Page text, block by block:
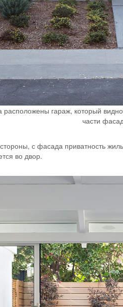
гараж, который
части
с фасада приватность
во двор.